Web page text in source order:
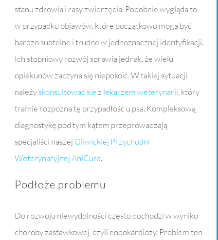
stanu zdrowia i rasy zwierzęcia. Podobnie wygląda to
w przypadku objawów, które początkowo mogą być
bardzo subtelne i trudne w jednoznacznej identyfikacji.
Ich stopniowy rozwój sprawia jednak, że wielu
opiekunów zaczyna się niepokoić. W takiej sytuacji
należyskonsultować się z lekarzem weterynarii , który
trafnie rozpozna tę przypadłość u psa. Kompleksową
diagnostykę pod tym kątem przeprowadzają
specjaliści naszej Gliwickiej Przychodni
Weterynaryjnej AniCura.
Podłoże problemu
Do rozwoju niewydolności często dochodzi w wyniku
choroby zastawkowej, czyli endokardiozy. Problem ten